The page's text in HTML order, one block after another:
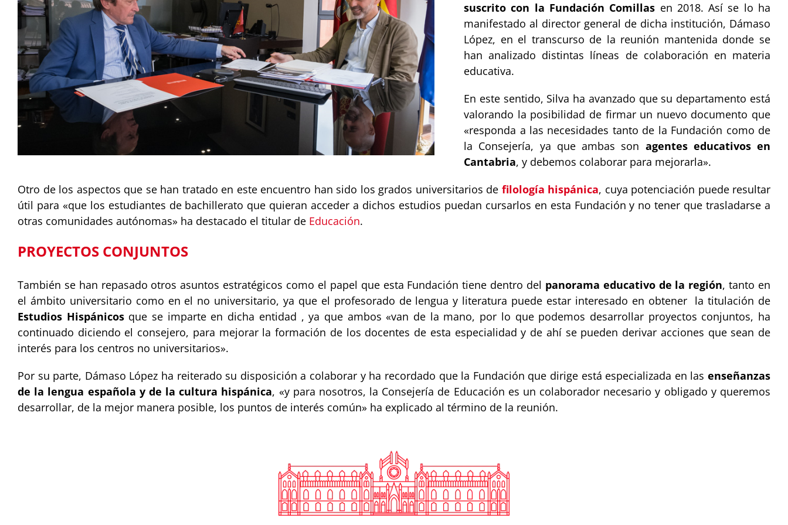
suscrito con la Fundación Comillas en 2018. Así se lo ha
manifestado al director general de dicha institución, Dámaso
López, en el transcurso de la reunión mantenida donde se
han analizado distintas líneas de colaboración en materia
educativa.
En este sentido, Silva ha avanzado que su departamento está
valorando la posibilidad de firmar un nuevo documento que
«responda a las necesidades tanto de la Fundación como de
la Consejería, ya que ambas son agentes educativos en
Cantabria, y debemos colaborar para mejorarla».
Otro de los aspectos que se han tratado en este encuentro han sido los grados universitarios de filología hispánica, cuya potenciación puede resultar
útil para «que los estudiantes de bachillerato que quieran acceder a dichos estudios puedan cursarlos en esta Fundación y no tener que trasladarse a
otras comunidades autónomas» ha destacado el titular de Educación.
PROYECTOS CONJUNTOS
También se han repasado otros asuntos estratégicos como el papel que esta Fundación tiene dentro del panorama educativo de la región, tanto en
el ámbito universitario como en el no universitario, ya que el profesorado de lengua y literatura puede estar interesado en obtener la titulación de
Estudios Hispánicosque se imparte en dicha entidad , ya que ambos «van de la mano, por lo que podemos desarrollar proyectos conjuntos, ha
continuado diciendo el consejero, para mejorar la formación de los docentes de esta especialidad y de ahí se pueden derivar acciones que sean de
interés para los centros no universitarios».
Por su parte, Dámaso López ha reiterado su disposición a colaborar y ha recordado que la Fundación que dirige está especializada en las enseñanzas
de la lengua española y de la cultura hispánica, «y para nosotros, la Consejería de Educación es un colaborador necesario y obligado y queremos
desarrollar, de la mejor manera posible, los puntos de interés común» ha explicado al término de la reunión.